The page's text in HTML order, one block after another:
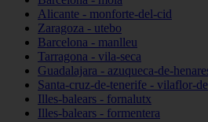
Alicante - monforte-del-cid
Zaragoza - utebo
Barcelona - manlleu
Tarragona - vila-seca
Guadalajara - azuqueca-de-
Santa-cruz-de-tenerife - vilaflor-
Illes-balears - fornalutx
Illes-balears - formentera